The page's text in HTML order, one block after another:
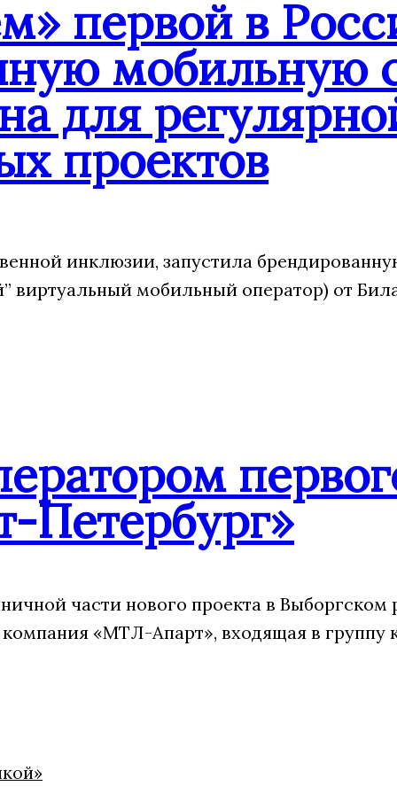
первой в
мобильную
для
проектов
инклюзии, запустила
мобильный оператор) от
Петербург»
части нового проекта в
«МТЛ-Апарт», входящая в группу